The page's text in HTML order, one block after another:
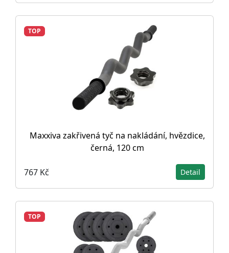
TOP
Maxxiva zakřivená tyč na nakládání, hvězdice,
černá, 120 cm
767 Kč Detail
TOP